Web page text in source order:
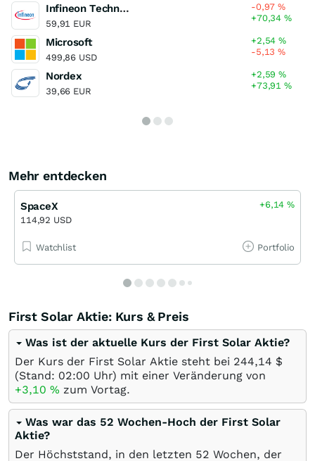
Infineon Technologies
59,91 EUR
-0,97%
+70,34%
Microsoft
499,86 USD
+2,54%
-5,13%
Nordex
39,66 EUR
+2,59%
+73,91%
Mehr entdecken
SpaceX
114,92 USD
+6,14%
Watchlist Portfolio
First Solar Aktie: Kurs & Preis
Was ist der aktuelle Kurs der First Solar Aktie?
Der Kurs der First Solar Aktie steht bei 244,14 $
(Stand: 02:00 Uhr) mit einer Veränderung von
+3,10 % zum Vortag.
Was war das 52 Wochen-Hoch der First Solar
Aktie?
Der Höchststand, in den letzten 52 Wochen, der